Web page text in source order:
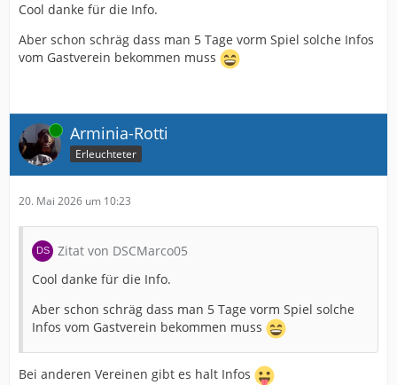
Cool danke für die Info.
Aber schon schräg dass man 5 Tage vorm Spiel solche Infos
vom Gastverein bekommen muss
Online Arminia-Rotti
Erleuchteter
20. Mai 2026 um 10:23
Zitat von DSCMarco05
Cool danke für die Info.
Aber schon schräg dass man 5 Tage vorm Spiel solche
Infos vom Gastverein bekommen muss
Bei anderen Vereinen gibt es halt Infos